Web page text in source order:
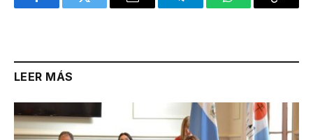
FacebookTwitter Email TelegramWhatsAppCopy
LEER MÁS